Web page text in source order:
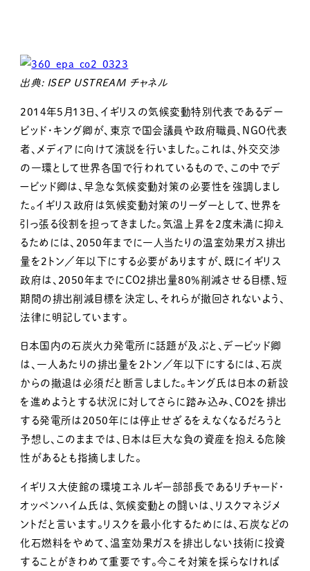
出典: ISEP USTREAM チャネル
2014年5月13日、イギリスの気候変動特別代表であるデー
ビッド・キング卿が、東京で国会議員や政府職員、NGO代表
者、メディアに向けて演説を行いました。これは、外交交渉
の一環として世界各国で行われているもので、この中でデ
ービッド卿は、早急な気候変動対策の必要性を強調しまし
た。イギリス政府は気候変動対策のリーダーとして、世界を
引っ張る役割を担ってきました。気温上昇を2度未満に抑え
るためには、2050年までに一人当たりの温室効果ガス排出
量を2トン／年以下にする必要がありますが、既にイギリス
政府は、2050年までにCO2排出量80％削減させる目標、短
期間の排出削減目標を決定し、それらが撤回されないよう、
法律に明記しています。
日本国内の石炭火力発電所に話題が及ぶと、デービッド卿
は、一人あたりの排出量を2トン／年以下にするには、石炭
からの撤退は必須だと断言しました。キング氏は日本の新設
を進めようとする状況に対してさらに踏み込み、CO2を排出
する発電所は2050年には停止せざるをえなくなるだろうと
予想し、このままでは、日本は巨大な負の資産を抱える危険
性があるとも指摘しました。
イギリス大使館の環境エネルギー部部長であるリチャード・
オッペンハイム氏は、気候変動との闘いは、リスクマネジメ
ントだと言います。リスクを最小化するためには、石炭などの
化石燃料をやめて、温室効果ガスを排出しない技術に投資
することがきわめて重要です。今こそ対策を採らなければ